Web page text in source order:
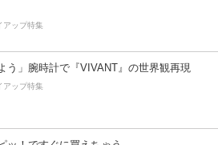
アップ特集
う」腕時計で『VIVANT』の世界観再現
アップ特集